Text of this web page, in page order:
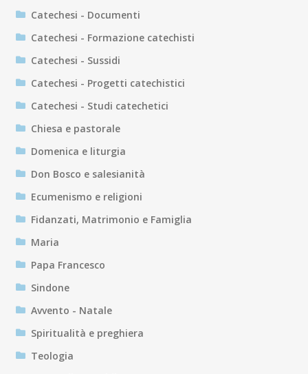
Catechesi - Documenti
Catechesi - Formazione catechisti
Catechesi - Sussidi
Catechesi - Progetti catechistici
Catechesi - Studi catechetici
Chiesa e pastorale
Domenica e liturgia
Don Bosco e salesianità
Ecumenismo e religioni
Fidanzati, Matrimonio e Famiglia
Maria
Papa Francesco
Sindone
Avvento - Natale
Spiritualità e preghiera
Teologia